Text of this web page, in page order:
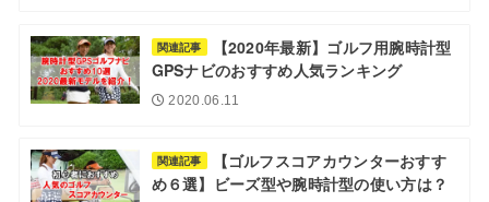
関連記事
【2020年最新】ゴルフ用腕時計型
GPSナビのおすすめ人気ランキング
2020.06.11
関連記事
【ゴルフスコアカウンターおすす
め６選】ビーズ型や腕時計型の使い方は？